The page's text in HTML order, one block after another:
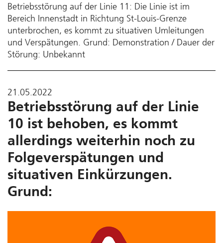
Betriebsstörung auf der Linie 11: Die Linie ist im
Bereich Innenstadt in Richtung St-Louis-Grenze
unterbrochen, es kommt zu situativen Umleitungen
und Verspätungen. Grund: Demonstration / Dauer der
Störung: Unbekannt
21.05.2022
Betriebsstörung auf der Linie
10 ist behoben, es kommt
allerdings weiterhin noch zu
Folgeverspätungen und
situativen Einkürzungen.
Grund: